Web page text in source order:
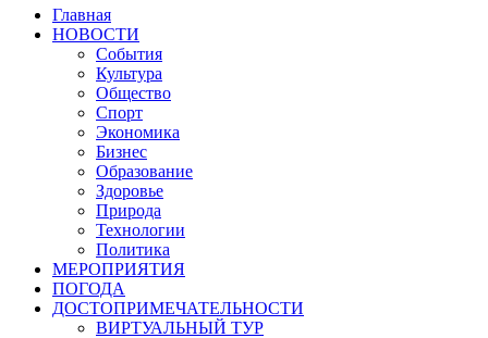
Главная
НОВОСТИ
События
Культура
Общество
Спорт
Экономика
Бизнес
Образование
Здоровье
Природа
Технологии
Политика
МЕРОПРИЯТИЯ
ПОГОДА
ДОСТОПРИМЕЧАТЕЛЬНОСТИ
ВИРТУАЛЬНЫЙ ТУР